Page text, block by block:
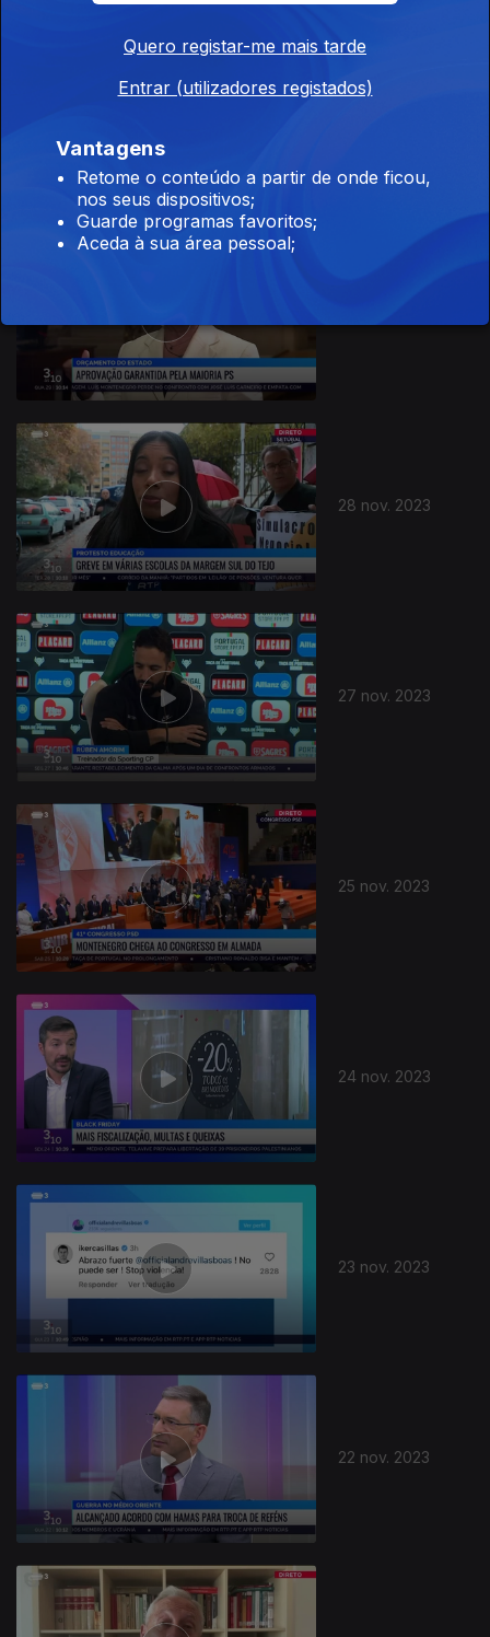
28 nov. 2023
27 nov. 2023
25 nov. 2023
24 nov. 2023
23 nov. 2023
22 nov. 2023
729496
Quero registar-me mais tarde
Entrar (utilizadores registados)
Vantagens
Retome o conteúdo a partir de onde ficou,
nos seus dispositivos;
Guarde programas favoritos;
Aceda à sua área pessoal;